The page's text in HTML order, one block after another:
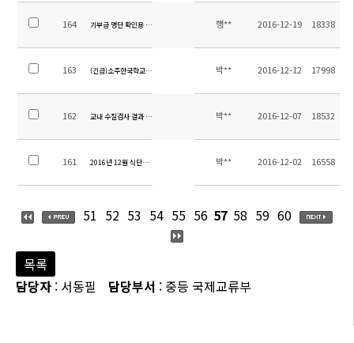
164 기부금 명단 확인용 공지 행** 2016-12-19 18338
163 (긴급)소주한국학교 버스 제작 입찰 공고 박** 2016-12-12 17998
162 교내 수질검사 결과 안내 박** 2016-12-07 18532
161 2016년 12월 식단표 안내 박** 2016-12-02 16558
51 52 53 54 55 56 57 58 59 60
목록
담당자 : 서동필 담당부서 : 중등 국제교류부